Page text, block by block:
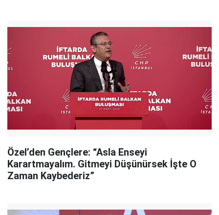
Özel’den Gençlere: “Asla Enseyi
Karartmayalım. Gitmeyi Düşünürsek İşte O
Zaman Kaybederiz”